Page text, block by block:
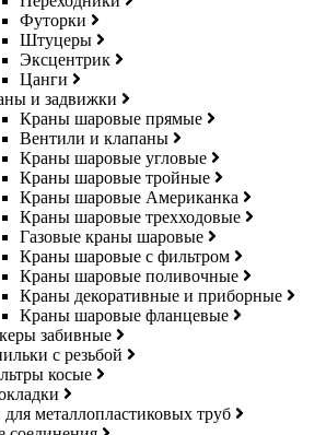
Футорки
Штуцеры
Эксцентрик
Цанги
и задвижки
Краны шаровые прямые
Вентили и клапаны
Краны шаровые угловые
Краны шаровые тройные
Краны шаровые Американка
Краны шаровые трехходовые
Газовые краны шаровые
Краны шаровые с фильтром
Краны шаровые поливочные
Краны декоративные и приборные
Краны шаровые фланцевые
забивные
с резьбой
косые
металлопластиковых труб